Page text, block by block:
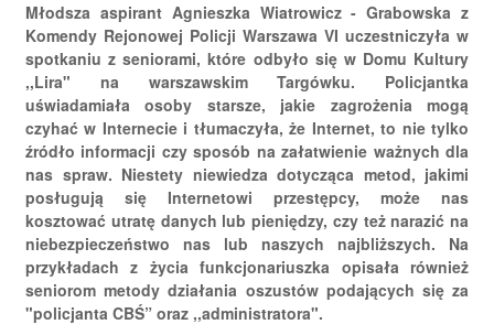
Młodsza aspirant Agnieszka Wiatrowicz - Grabowska z
Komendy Rejonowej Policji Warszawa VI uczestniczyła w
spotkaniu z seniorami, które odbyło się w Domu Kultury
,,Lira" na warszawskim Targówku. Policjantka
uświadamiała osoby starsze, jakie zagrożenia mogą
czyhać w Internecie i tłumaczyła, że Internet, to nie tylko
źródło informacji czy sposób na załatwienie ważnych dla
nas spraw. Niestety niewiedza dotycząca metod, jakimi
posługują się Internetowi przestępcy, może nas
kosztować utratę danych lub pieniędzy, czy też narazić na
niebezpieczeństwo nas lub naszych najbliższych. Na
przykładach z życia funkcjonariuszka opisała również
seniorom metody działania oszustów podających się za
"policjanta CBŚ” oraz ,,administratora".